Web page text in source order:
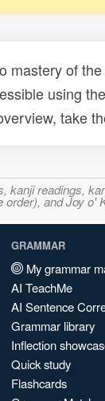
of
using the
take
readings,
and Joy
GRAMMAR
My grammar
AI TeachMe
AI Sentence
Grammar library
Inflection
Quick study
Flashcards